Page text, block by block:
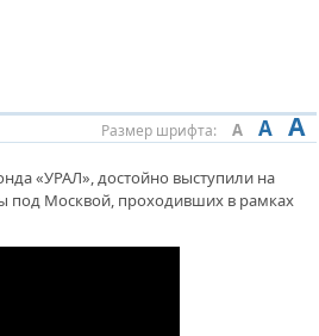
ИНТЕРВЬЮ С
БИКБАЕВЫМ
И КОМФОРТА.
ОЧЕРЕДНУЮ ПОМОЩЬ
Размер шрифта: A A A
«УРАЛ», достойно выступили на
под Москвой, проходивших в рамках